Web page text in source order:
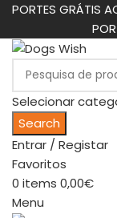
PORTES GRÁTIS
Selecionar
Search
Entrar / Registar
Favoritos
0 items 0,00€
Menu